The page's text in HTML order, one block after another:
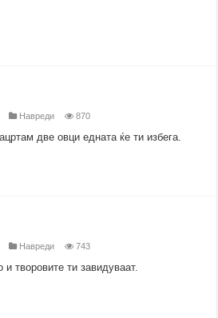
Навреди 870
две овци едната ќе ти избега.
Навреди 743
творовите ти завидуваат.